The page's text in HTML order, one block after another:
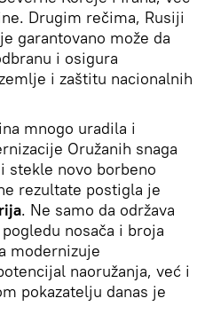
Drugim rečima, Rusiji
garantovano može da
i osigura
i zaštitu nacionalnih
mnogo uradila i
Oružanih snaga
stekle novo borbeno
rezultate postigla je
. Ne samo da održava
nosača i broja
modernizuje
naoružanja, već i
pokazatelju danas je